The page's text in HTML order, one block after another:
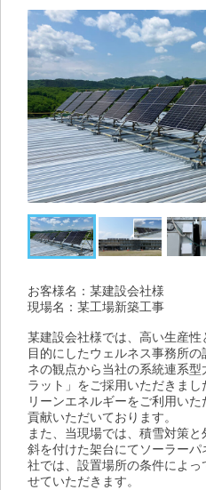
お客様名：某建設会社様
現場名：某工場新築工事
某建設会社様では、高い生産
目的にしたウェルネス事務所
ネの観点から当社の系統連系
ラット」をご採用いただきま
リーンエネルギーをご利用い
貢献いただいております。
また、当現場では、積雪対策
斜を付けた架台にてソーラー
社では、設置場所の条件によ
せていただきます。